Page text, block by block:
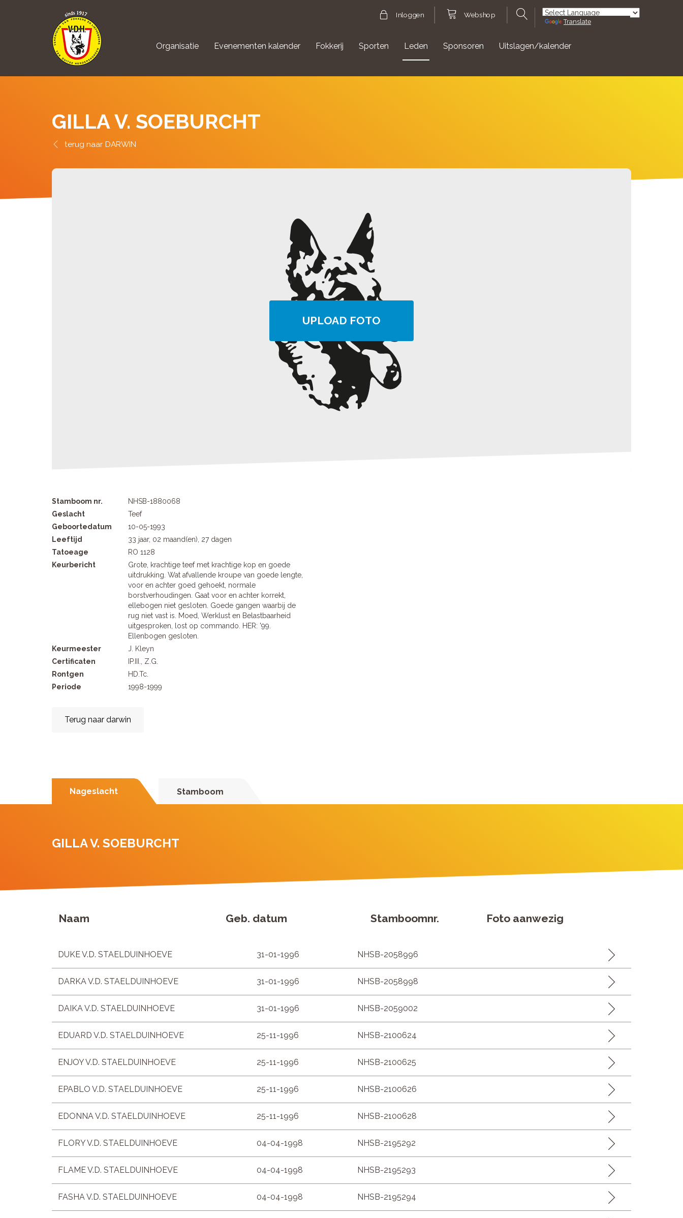
Inloggen Webshop
Powered by
Translate
Organisatie Evenementen kalender Fokkerij Sporten Leden Sponsoren Uitslagen/kalender
GILLA V. SOEBURCHT
DARWIN
Stamboom nr.
NHSB-1880068
Geslacht
Teef
Geboortedatum
10-05-1993
Leeftijd
33 jaar, 02 maand(en), 27 dagen
Tatoeage
RO 1128
Keurbericht
Grote, krachtige teef met krachtige kop en goede
uitdrukking. Wat afvallende kroupe van goede lengte,
voor en achter goed gehoekt, normale
borstverhoudingen. Gaat voor en achter korrekt,
ellebogen niet gesloten. Goede gangen waarbij de
rug niet vast is. Moed, Werklust en Belastbaarheid
uitgesproken, lost op commando. HER: '99.
Ellenbogen gesloten.
Keurmeester
J. Kleyn
Certificaten
IP.III., Z.G.
Rontgen
HD.Tc.
Periode
1998-1999
Terug naar darwin
Nageslacht Stamboom
GILLA V. SOEBURCHT
Naam Geb. datum Stamboomnr. Foto aanwezig
DUKE V.D. STAELDUINHOEVE 31-01-1996 NHSB-2058996
DARKA V.D. STAELDUINHOEVE 31-01-1996 NHSB-2058998
DAIKA V.D. STAELDUINHOEVE 31-01-1996 NHSB-2059002
EDUARD V.D. STAELDUINHOEVE 25-11-1996 NHSB-2100624
ENJOY V.D. STAELDUINHOEVE 25-11-1996 NHSB-2100625
EPABLO V.D. STAELDUINHOEVE 25-11-1996 NHSB-2100626
EDONNA V.D. STAELDUINHOEVE 25-11-1996 NHSB-2100628
FLORY V.D. STAELDUINHOEVE 04-04-1998 NHSB-2195292
FLAME V.D. STAELDUINHOEVE 04-04-1998 NHSB-2195293
FASHA V.D. STAELDUINHOEVE 04-04-1998 NHSB-2195294